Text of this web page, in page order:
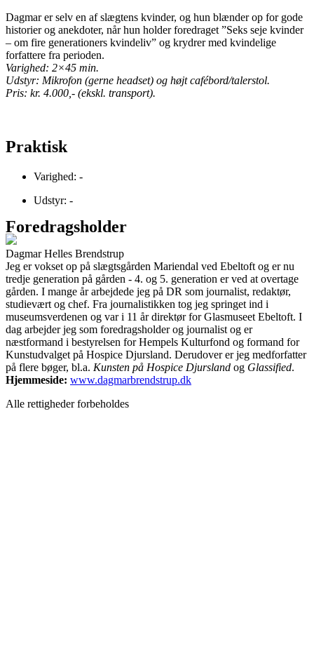
Dagmar er selv en af slægtens kvinder, og hun blænder op for gode
historier og anekdoter, når hun holder foredraget ”Seks seje kvinder
– om fire generationers kvindeliv” og krydrer med kvindelige
forfattere fra perioden.
Varighed: 2×45 min.
Udstyr: Mikrofon (gerne headset) og højt cafébord/talerstol.
Pris: kr. 4.000,- (ekskl. transport).
Praktisk
Varighed: -
Udstyr: -
Foredragsholder
Dagmar Helles Brendstrup
Jeg er vokset op på slægtsgården Mariendal ved Ebeltoft og er nu
tredje generation på gården - 4. og 5. generation er ved at overtage
gården. I mange år arbejdede jeg på DR som journalist, redaktør,
studievært og chef. Fra journalistikken tog jeg springet ind i
museumsverdenen og var i 11 år direktør for Glasmuseet Ebeltoft. I
dag arbejder jeg som foredragsholder og journalist og er
næstformand i bestyrelsen for Hempels Kulturfond og formand for
Kunstudvalget på Hospice Djursland. Derudover er jeg medforfatter
på flere bøger, bl.a. Kunsten på Hospice Djursland og Glassified.
Hjemmeside: www.dagmarbrendstrup.dk
Alle rettigheder forbeholdes